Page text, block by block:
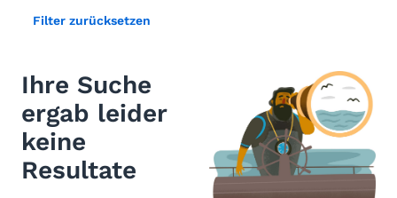
Filter zurücksetzen
Ihre Suche
ergab leider
keine
Resultate